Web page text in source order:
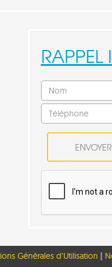
Générales d’Utilisation
la manière dont vos